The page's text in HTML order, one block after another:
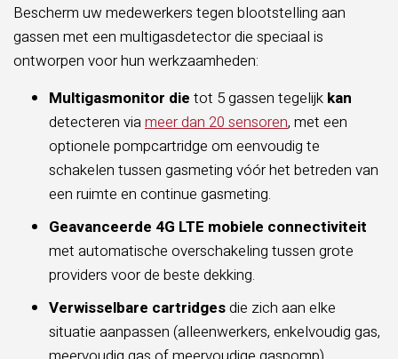
Bescherm uw medewerkers tegen blootstelling aan
gassen met een multigasdetector die speciaal is
ontworpen voor hun werkzaamheden:
Multigasmonitor die tot 5 gassen tegelijk kan
detecteren viameer dan 20 sensoren, met een
optionele pompcartridge om eenvoudig te
schakelen tussen gasmeting vóór het betreden van
een ruimte en continue gasmeting.
Geavanceerde 4G LTE mobiele connectiviteit
met automatische overschakeling tussen grote
providers voor de beste dekking.
Verwisselbare cartridgesdie zich aan elke
situatie aanpassen (alleenwerkers, enkelvoudig gas,